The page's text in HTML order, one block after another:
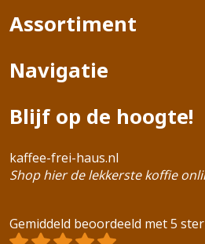
Assortiment
Navigatie
Blijf op de hoogte!
kaffee-frei-haus.nl
Shop hier de lekkerste koffie
Gemiddeld beoordeeld met 5